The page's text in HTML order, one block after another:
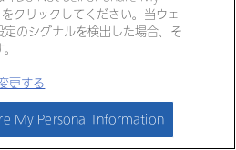
セミナー情報 ログイン お問い合わせ
イス
て
サイトマップ
リックしてください。当ウェ
のシグナルを検出した場合、そ
更する
My Personal Information